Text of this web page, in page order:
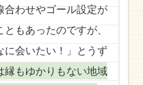
合わせやゴール設定が
もあったのですが、
に会いたい！」とうず
縁もゆかりもない地域